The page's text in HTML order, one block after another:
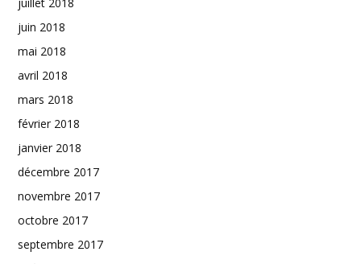
juin 2018
mai 2018
avril 2018
mars 2018
février 2018
janvier 2018
décembre 2017
novembre 2017
octobre 2017
septembre 2017